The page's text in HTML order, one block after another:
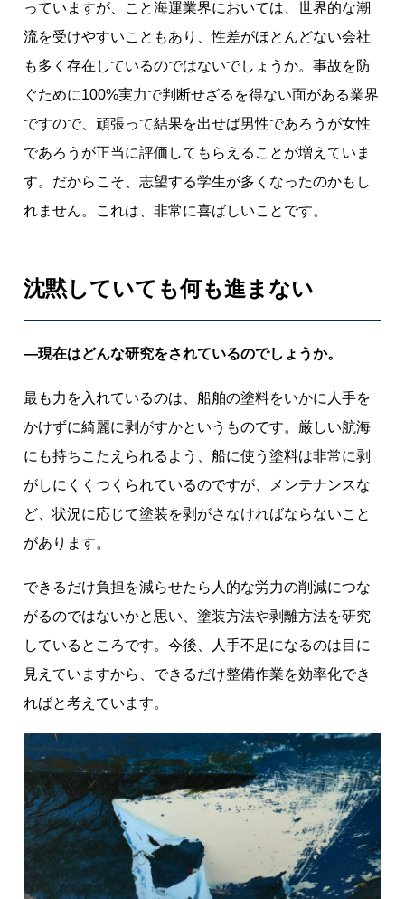
っていますが、こと海運業界においては、世界的な潮
流を受けやすいこともあり、性差がほとんどない会社
も多く存在しているのではないでしょうか。事故を防
ぐために100%実力で判断せざるを得ない面がある業界
ですので、頑張って結果を出せば男性であろうが女性
であろうが正当に評価してもらえることが増えていま
す。だからこそ、志望する学生が多くなったのかもし
れません。これは、非常に喜ばしいことです。
沈黙していても何も進まない
―現在はどんな研究をされているのでしょうか。
最も力を入れているのは、船舶の塗料をいかに人手を
かけずに綺麗に剥がすかというものです。厳しい航海
にも持ちこたえられるよう、船に使う塗料は非常に剥
がしにくくつくられているのですが、メンテナンスな
ど、状況に応じて塗装を剥がさなければならないこと
があります。
できるだけ負担を減らせたら人的な労力の削減につな
がるのではないかと思い、塗装方法や剥離方法を研究
しているところです。今後、人手不足になるのは目に
見えていますから、できるだけ整備作業を効率化でき
ればと考えています。